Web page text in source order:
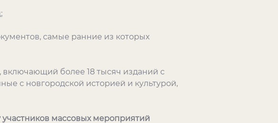
самые ранние из которых
включающий более 18 тысяч изданий с
с новгородской историей и культурой,
массовых мероприятий